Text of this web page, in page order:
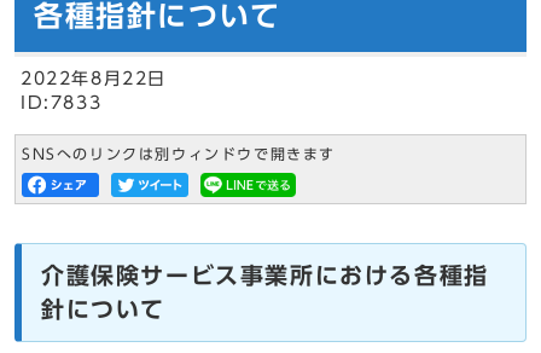
各種指針について
2022年8月22日
ID:7833
SNSへのリンクは別ウィンドウで開きます
介護保険サービス事業所における各種指
針について